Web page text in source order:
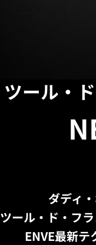
ツール・
ダディ
ツール・ド・フ
ENVE最新テ